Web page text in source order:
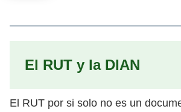
El RUT y la DIAN
El RUT por si solo no es un